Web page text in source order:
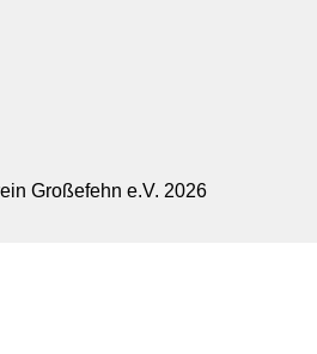
Großefehn e.V. 2026